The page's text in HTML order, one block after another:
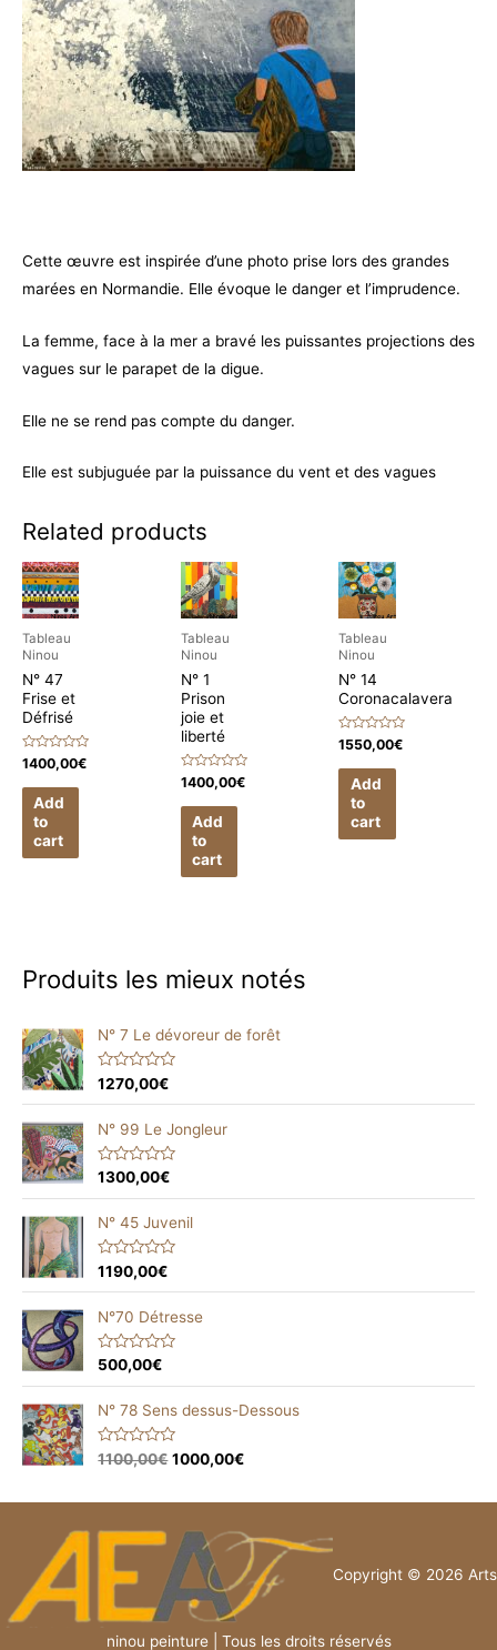
Cette œuvre est inspirée d’une photo prise lors des grandes
marées en Normandie. Elle évoque le danger et l’imprudence.
La femme, face à la mer a bravé les puissantes projections des
vagues sur le parapet de la digue.
Elle ne se rend pas compte du danger.
Elle est subjuguée par la puissance du vent et des vagues
Related products
Tableau
Ninou
N° 47
Frise et
Défrisé
Rated
0
out
1400,00€
Add
to
cart
Tableau
Ninou
N° 1
Prison
joie et
liberté
Rated
0
out
1400,00€
Add
to
cart
Tableau
Ninou
N° 14
Coronacalavera
Rated
0
out
1550,00€
Add
to
cart
Produits les mieux notés
N° 7 Le dévoreur de forêt
R
t
e
d
0
u
t
f
5
1270,00€
N° 99 Le Jongleur
R
t
e
d
0
u
t
f
5
1300,00€
N° 45 Juvenil
R
t
e
d
0
u
t
f
5
1190,00€
N°70 Détresse
R
t
e
d
0
u
f
500,00€
N° 78 Sens dessus-Dessous
R
e
0
1100,00€ 1000,00€
Copyright © 2026 Arts
ninou peinture | Tous les droits réservés